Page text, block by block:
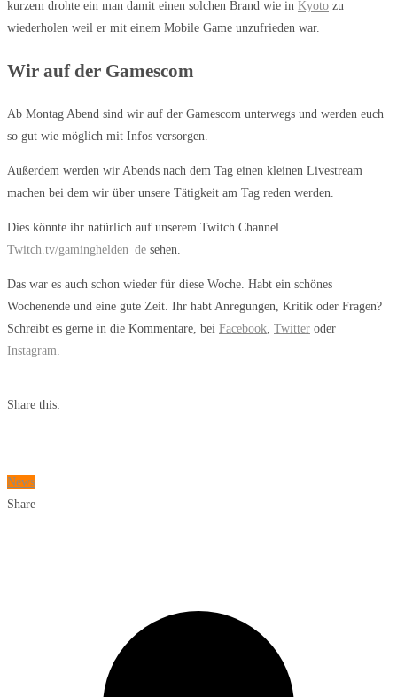
kurzem drohte ein man damit einen solchen Brand wie in Kyoto zu
wiederholen weil er mit einem Mobile Game unzufrieden war.
Wir auf der Gamescom
Ab Montag Abend sind wir auf der Gamescom unterwegs und werden euch
so gut wie möglich mit Infos versorgen.
Außerdem werden wir Abends nach dem Tag einen kleinen Livestream
machen bei dem wir über unsere Tätigkeit am Tag reden werden.
Dies könnte ihr natürlich auf unserem Twitch Channel
Twitch.tv/gaminghelden _de sehen.
Das war es auch schon wieder für diese Woche. Habt ein schönes
Wochenende und eine gute Zeit. Ihr habt Anregungen, Kritik oder Fragen?
Schreibt es gerne in die Kommentare, bei Facebook, Twitter oder
Instagram.
Share this:
News
Share